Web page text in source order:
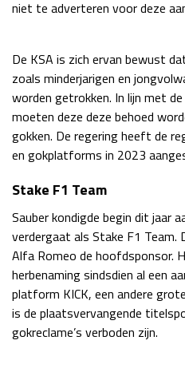
Kwalificatie
Kwalificatie
niet te adverteren voor deze
De KSA is zich ervan bewust
zoals minderjarigen en
worden getrokken. In lijn met
moeten deze deze behoed
gokken. De regering heeft de
en gokplatforms in 2023
Stake F1 Team
Sauber kondigde begin dit jaar
verdergaat als Stake F1
Alfa Romeo de hoofdsponsor.
herbenaming sindsdien al een
platform KICK, een andere
is de plaatsvervangende
gokreclame’s verboden zijn.